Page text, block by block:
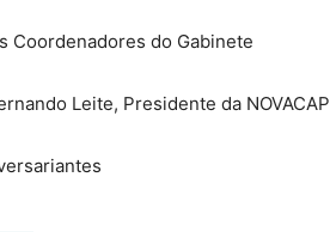
Coordenadores do Gabinete
Leite, Presidente da NOVACAP